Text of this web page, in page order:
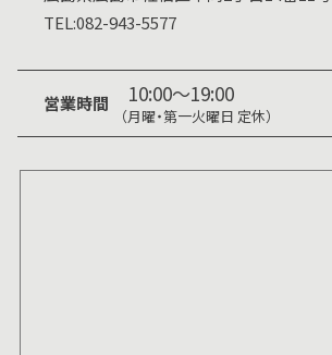
TEL:082-943-5577
営業時間 10:00～19:00
（月曜・第一火曜日 定休）